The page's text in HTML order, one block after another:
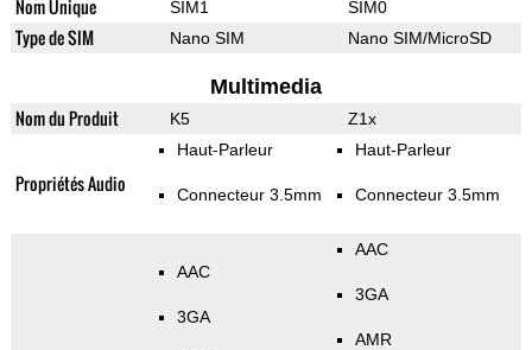
Nom Unique SIM1 SIM0
Type de SIM Nano SIM Nano SIM/MicroSD
Multimedia
Nom du Produit K5 Z1x
Propriétés Audio
Haut-Parleur
Connecteur 3.5mm
Haut-Parleur
Connecteur 3.5mm
AAC
3GA
AAC
3GA
AMR